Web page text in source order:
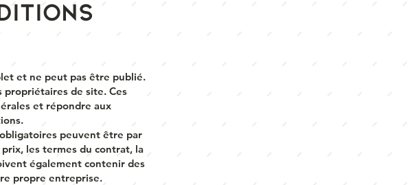
et ne peut pas être publié.
de site. Ces
et répondre aux
peuvent être par
les termes du contrat, la
également contenir des
propre entreprise.